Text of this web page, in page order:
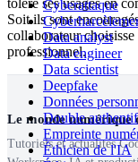
Cyberattaque
Data analyst
Data engineer
Data scientist
Deepfake
Données
Double
Empreinte
Éthicien de l'IA
tolère ses usages en
Soit ils sont
collaborateur
professionnel.
Le monde numérique
Tutoriels et actualités